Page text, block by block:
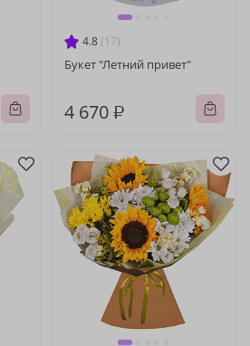
4.8 (17)
Букет "Летний привет"
4 670 ₽